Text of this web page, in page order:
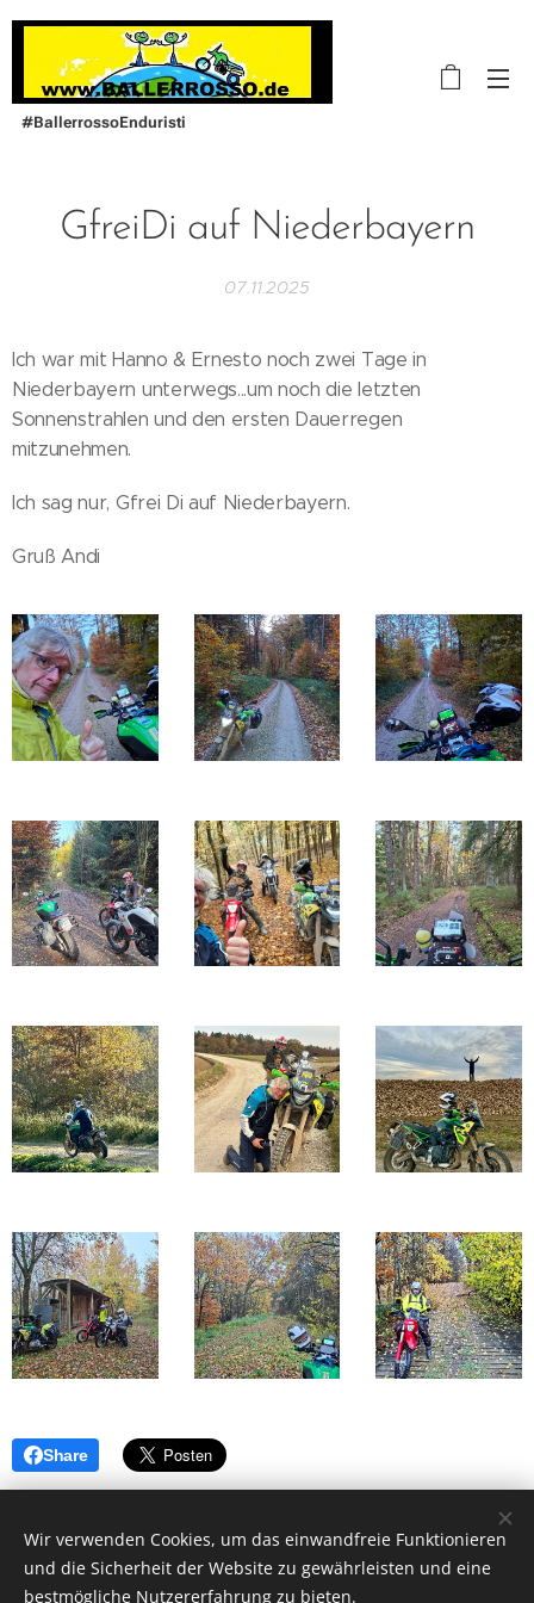
#BallerrossoEnduristi
GfreiDi auf Niederbayern
07.11.2025
Ich war mit Hanno & Ernesto noch zwei Tage in
Niederbayern unterwegs...um noch die letzten
Sonnenstrahlen und den ersten Dauerregen
mitzunehmen.
Ich sag nur, Gfrei Di auf Niederbayern.
Gruß Andi
Share
Wir verwenden Cookies, um das einwandfreie Funktionieren
und die Sicherheit der Website zu gewährleisten und eine
bestmögliche Nutzererfahrung zu bieten.